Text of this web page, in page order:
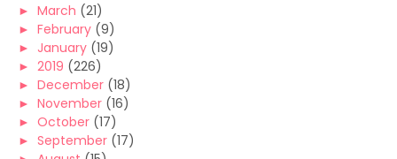
► March (21)
► February (9)
► January (19)
► 2019 (226)
► December (18)
► November (16)
► October (17)
► September (17)